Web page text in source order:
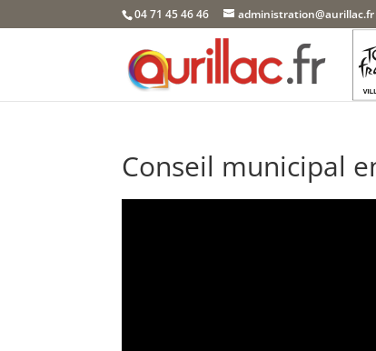
04 71 45 46 46 administration@aurillac.fr
Conseil municipal